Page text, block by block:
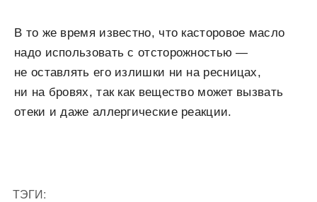
В то же время известно, что касторовое масло
надо использовать с отсторожностью —
не оставлять его излишки ни на ресницах,
ни на бровях, так как вещество может вызвать
отеки и даже аллергические реакции.
ТЭГИ: